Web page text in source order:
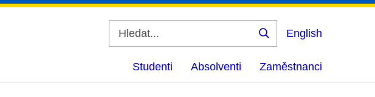
Vyhledat
English
Studenti Absolventi Zaměstnanci